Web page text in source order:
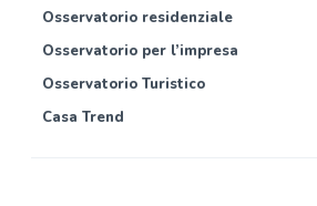
Osservatorio residenziale
Osservatorio per l’impresa
Osservatorio Turistico
Casa Trend